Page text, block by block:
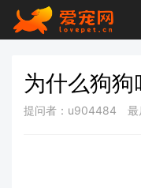
为什么狗狗
提问者：u904484